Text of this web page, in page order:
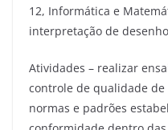
12, Informática e
interpretação de
Atividades – realizar
controle de qualidade
normas e padrões